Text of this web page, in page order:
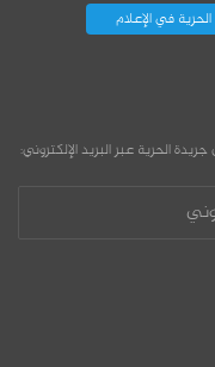
الحرية في الإعلام
الحرية عبر البريد الإلكتروني: